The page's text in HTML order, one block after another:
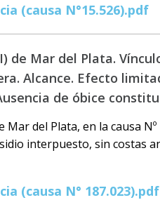
(causa N°15.526).pdf
de Mar del Plata.
Alcance. Efecto
de óbice
Mar del Plata, en la causa
interpuesto, sin costas
(causa N° 187.023).pdf